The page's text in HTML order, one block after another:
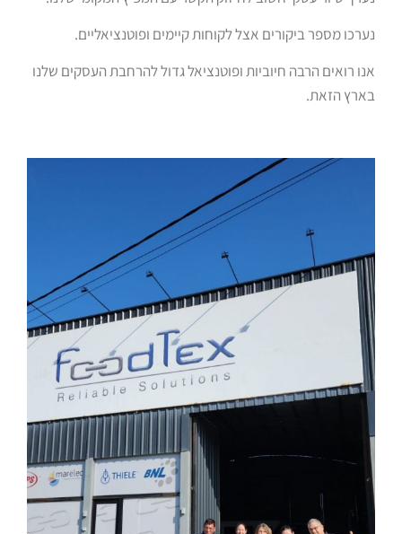
נערכו מספר ביקורים אצל לקוחות קיימים ופוטנציאליים.
אנו רואים הרבה חיוביות ופוטנציאל גדול להרחבת העסקים שלנו
בארץ הזאת.